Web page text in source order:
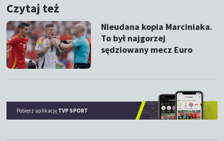
Czytaj też
Nieudana kopia Marciniaka.
To był najgorzej
sędziowany mecz Euro
Pobierz aplikację TVP SPORT